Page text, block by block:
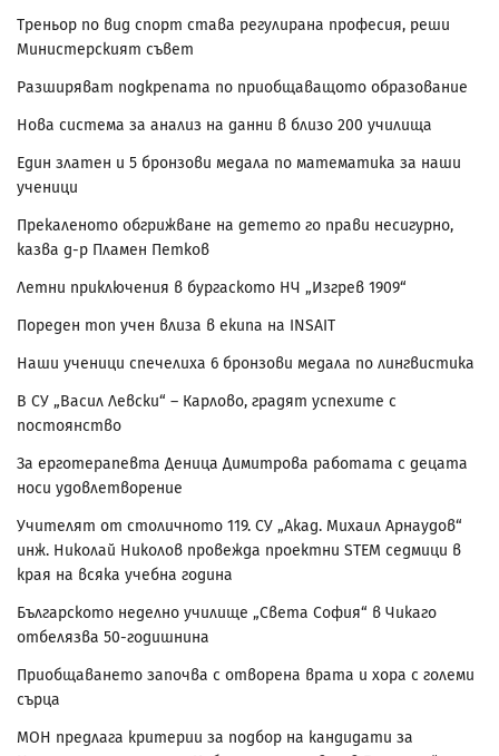
Треньор по вид спорт става регулирана професия, реши
Министерският съвет
Разширяват подкрепата по приобщаващото образование
Нова система за анализ на данни в близо 200 училища
Един златен и 5 бронзови медала по математика за наши
ученици
Прекаленото обгрижване на детето го прави несигурно,
казва д-р Пламен Петков
Летни приключения в бургаското НЧ „Изгрев 1909“
Пореден топ учен влиза в екипа на INSAIT
Наши ученици спечелиха 6 бронзови медала по лингвистика
В СУ „Васил Левски“ – Карлово, градят успехите с
постоянство
За ерготерапевта Деница Димитрова работата с децата
носи удовлетворение
Учителят от столичното 119. СУ „Акад. Михаил Арнаудов“
инж. Николай Николов провежда проектни STEM седмици в
края на всяка учебна година
Българското неделно училище „Света София“ в Чикаго
отбелязва 50-годишнина
Приобщаването започва с отворена врата и хора с големи
сърца
МОН предлага критерии за подбор на кандидати за